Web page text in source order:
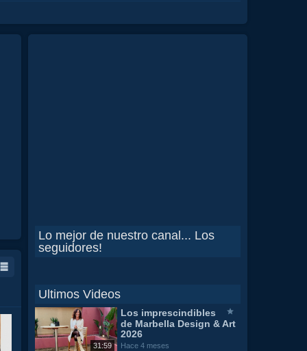
Lo mejor de nuestro canal... Los
seguidores!
Ultimos Videos
31:59
Los imprescindibles
de Marbella Design & Art
2026
Hace 4 meses